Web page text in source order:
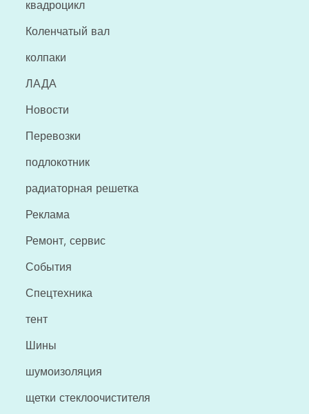
квадроцикл
Коленчатый вал
колпаки
ЛАДА
Новости
Перевозки
подлокотник
радиаторная решетка
Реклама
Ремонт, сервис
События
Спецтехника
тент
Шины
шумоизоляция
щетки стеклоочистителя